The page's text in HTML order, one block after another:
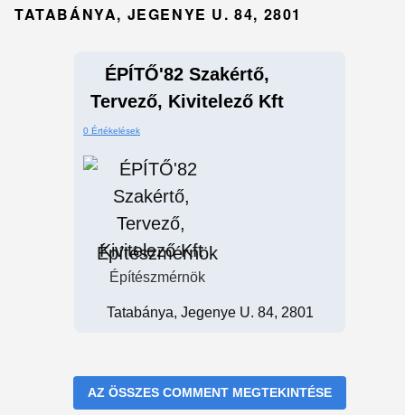
TATABÁNYA, JEGENYE U. 84, 2801
ÉPÍTŐ'82 Szakértő,
Tervező, Kivitelező Kft
0 Értékelések
Építészmérnök
Építészmérnök
Tatabánya, Jegenye U. 84, 2801
AZ ÖSSZES COMMENT MEGTEKINTÉSE